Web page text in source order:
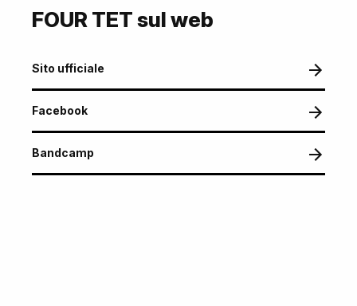
FOUR TET sul web
Sito ufficiale
Facebook
Bandcamp